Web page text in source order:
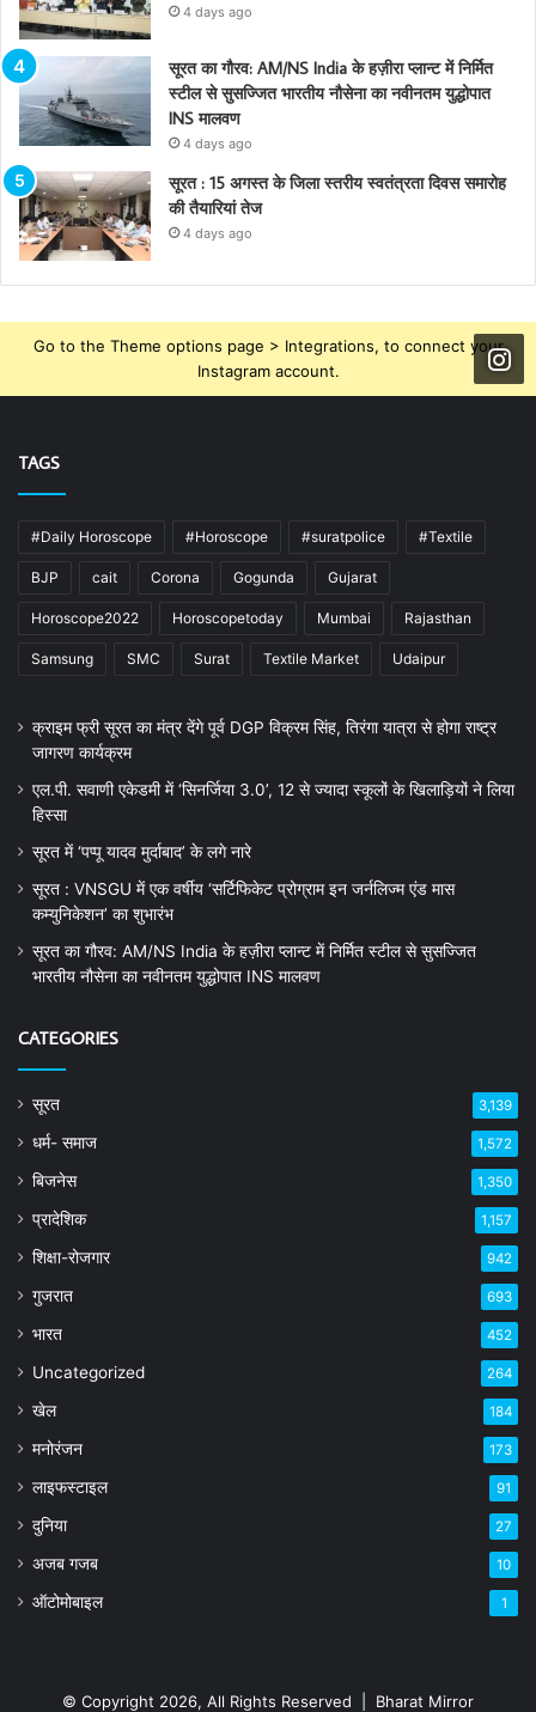
4 days ago
सूरत का गौरव: AM/NS India के हज़ीरा प्लान्ट में निर्मित
स्टील से सुसज्जित भारतीय नौसेना का नवीनतम युद्धोपात
INS मालवण
4 days ago
सूरत : 15 अगस्त के जिला स्तरीय स्वतंत्रता दिवस समारोह
की तैयारियां तेज
4 days ago
Go to the Theme options page > Integrations, to connect your
Instagram account.
TAGS
#Daily Horoscope #Horoscope #suratpolice #Textile
BJP cait Corona Gogunda Gujarat
Horoscope2022 Horoscopetoday Mumbai Rajasthan
Samsung SMC Surat Textile Market Udaipur
क्राइम फ्री सूरत का मंत्र देंगे पूर्व DGP विक्रम सिंह, तिरंगा यात्रा से होगा राष्ट्र
जागरण कार्यक्रम
एल.पी. सवाणी एकेडमी में ‘सिनर्जिया 3.0’, 12 से ज्यादा स्कूलों के खिलाड़ियों ने लिया
हिस्सा
सूरत में ‘पप्पू यादव मुर्दाबाद’ के लगे नारे
सूरत : VNSGU में एक वर्षीय ‘सर्टिफिकेट प्रोग्राम इन जर्नलिज्म एंड मास
कम्युनिकेशन’ का शुभारंभ
सूरत का गौरव: AM/NS India के हज़ीरा प्लान्ट में निर्मित स्टील से सुसज्जित
भारतीय नौसेना का नवीनतम युद्धोपात INS मालवण
CATEGORIES
सूरत 3,139
धर्म- समाज 1,572
बिजनेस 1,350
प्रादेशिक 1,157
शिक्षा-रोजगार 942
गुजरात 693
भारत 452
Uncategorized 264
खेल 184
मनोरंजन 173
लाइफस्टाइल 91
दुनिया 27
अजब गजब 10
ऑटोमोबाइल 1
© Copyright 2026, All Rights Reserved | Bharat Mirror